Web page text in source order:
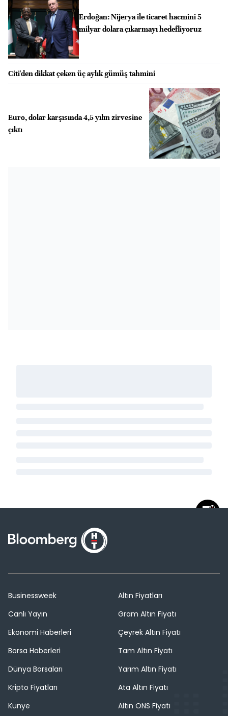
Erdoğan: Nijerya ile ticaret hacmini 5
milyar dolara çıkarmayı hedefliyoruz
Citi'den dikkat çeken üç aylık gümüş tahmini
Euro, dolar karşısında 4,5 yılın zirvesine
çıktı
Businessweek
Canlı Yayın
Ekonomi Haberleri
Borsa Haberleri
Dünya Borsaları
Kripto Fiyatları
Künye
Altın Fiyatları
Gram Altın Fiyatı
Çeyrek Altın Fiyatı
Tam Altın Fiyatı
Yarım Altın Fiyatı
Ata Altın Fiyatı
Altın ONS Fiyatı